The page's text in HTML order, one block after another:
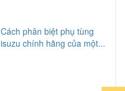
Cách phân biệt phụ tùng
isuzu chính hãng của một...